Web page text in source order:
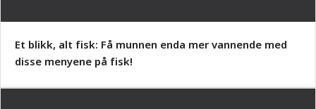
Et blikk, alt fisk: Få munnen enda mer vannende med
disse menyene på fisk!